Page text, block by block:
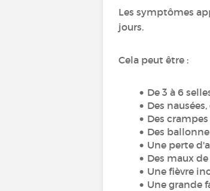
Les symptômes
jours.
Cela peut être :
De 3 à 6
Des
Des
Des
Une perte
Des maux
Une fièvre
Une grande